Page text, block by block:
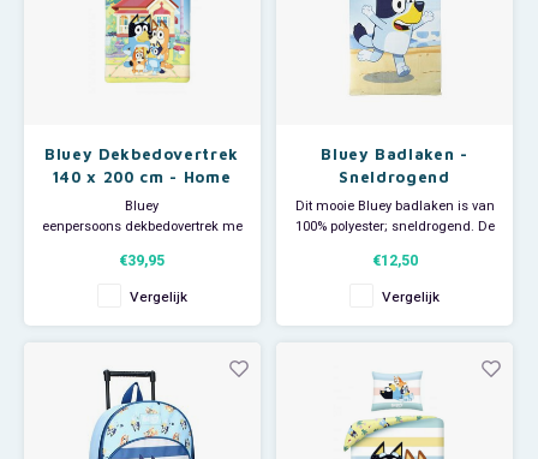
Bluey Dekbedovertrek
140 x 200 cm - Home
Bluey
eenpersoons dekbedovertrek met
vrolijke dekbedhoes is
dubbelzijdig te gebruiken en
heeft een afbeelding
met Bluey, Bingo en papa en
dekbedovertrek: 140 x 200 cm.
Afmeting kussensloop 70 x
90 cm. Mat
€39,95
Vergelijk
Bluey Badlaken -
Sneldrogend
Dit mooie Bluey badlaken is van
100% polyester; sneldrogend. De
thuisgebruik of bij de zwemles
maar ook groot genoeg om
als strandlaken te gebruiken
als je een dagje naar zee gaat.
€12,50
Vergelijk